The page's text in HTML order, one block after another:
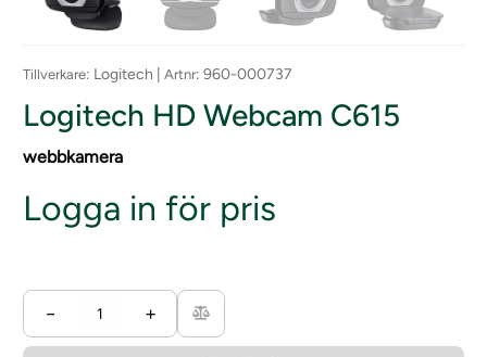
Tillverkare: Logitech | Artnr: 960-000737
Logitech HD Webcam C615
webbkamera
Logga in för pris
− +